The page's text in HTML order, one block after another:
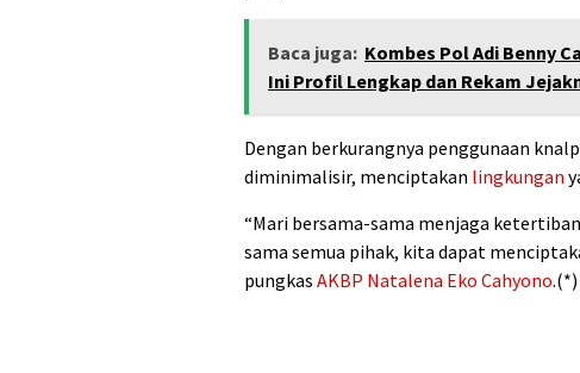
Baca juga: Kombes Pol Adi Benny
Ini Profil Lengkap dan Rekam
Dengan berkurangnya penggunaan
diminimalisir, menciptakan lingkungan
“Mari bersama-sama menjaga
sama semua pihak, kita dapat
pungkas AKBP Natalena Eko Cahyono.(*)